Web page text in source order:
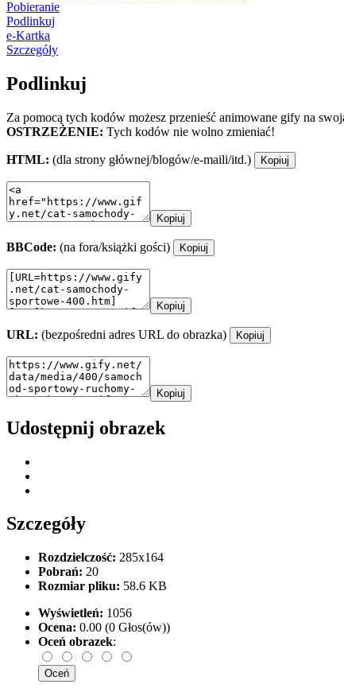
Pobieranie
Podlinkuj
e-Kartka
Szczegóły
Podlinkuj
Za pomocą tych kodów możesz przenieść animowane gify na
OSTRZEŻENIE: Tych kodów nie wolno zmieniać!
HTML: (dla strony głównej/blogów/e-maili/itd.) Kopiuj
Kopiuj
BBCode: (na fora/książki gości) Kopiuj
Kopiuj
URL: (bezpośredni adres URL do obrazka) Kopiuj
Kopiuj
Udostępnij obrazek
Szczegóły
Rozdzielczość: 285x164
Pobrań: 20
Rozmiar pliku: 58.6 KB
Wyświetleń: 1056
Ocena: 0.00 (0 Głos(ów))
Oceń obrazek: